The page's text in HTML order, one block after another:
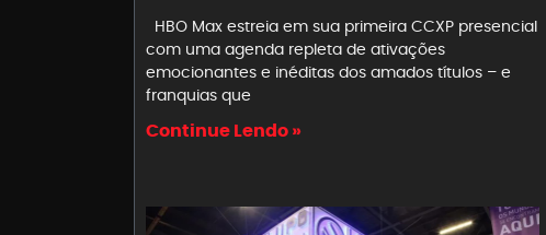
HBO Max estreia em sua primeira CCXP presencial
com uma agenda repleta de ativações
emocionantes e inéditas dos amados títulos – e
franquias que
Continue Lendo »